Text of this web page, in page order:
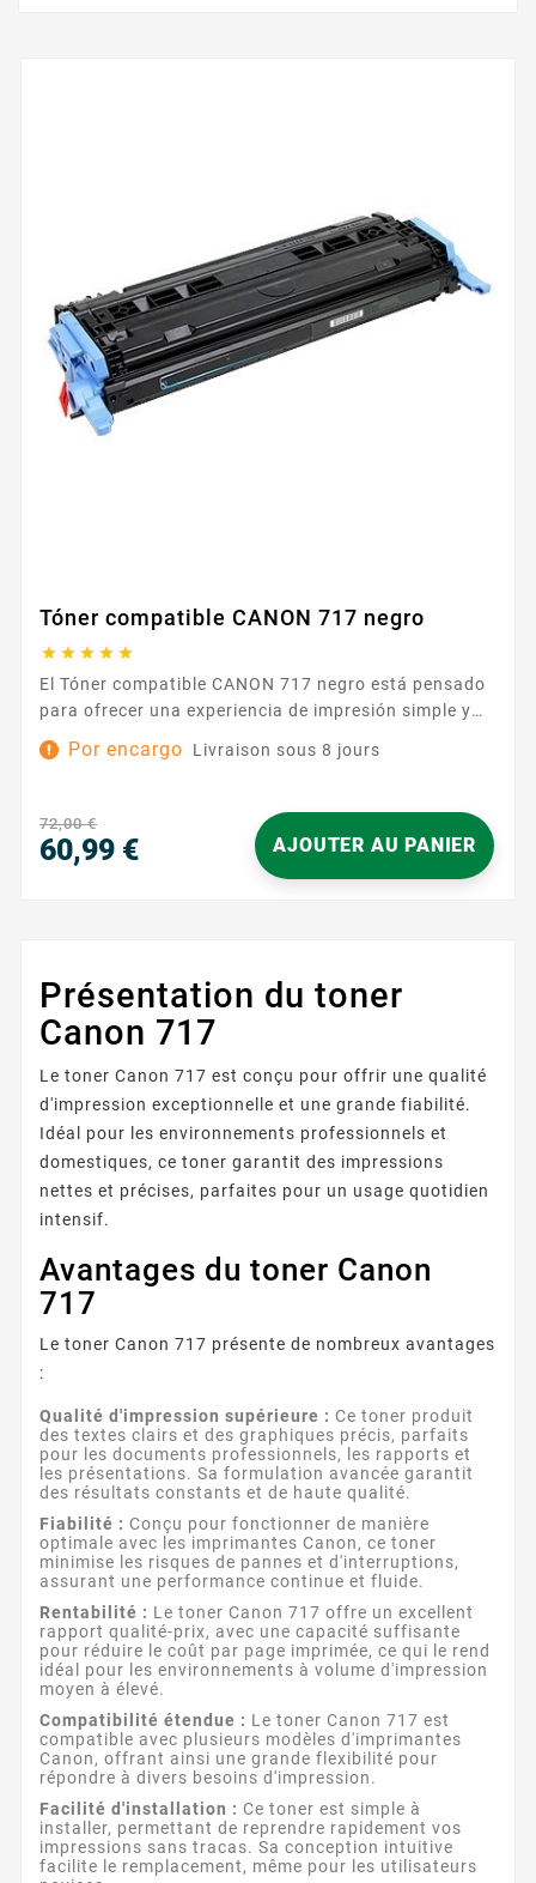
Tóner compatible CANON 717 negro
    
El Tóner compatible CANON 717 negro está pensado
para ofrecer una experiencia de impresión simple y
serena en el día a día. Diseñado para impresoras que
aceptan la serie CANON 717, se integra de forma
tanto de oficinas como de usuarios domésticos. Su
negro intenso garantiza documentos claros y
legibles, ideales para textos,...
Por encargo Livraison sous 8 jours
72,00 €
60,99 € AJOUTER AU PANIER
Présentation du toner
Canon 717
Le toner Canon 717 est conçu pour offrir une qualité
d'impression exceptionnelle et une grande fiabilité.
Idéal pour les environnements professionnels et
domestiques, ce toner garantit des impressions
nettes et précises, parfaites pour un usage quotidien
intensif.
Avantages du toner Canon
717
Le toner Canon 717 présente de nombreux avantages
:
Qualité d'impression supérieure : Ce toner produit
des textes clairs et des graphiques précis, parfaits
pour les documents professionnels, les rapports et
les présentations. Sa formulation avancée garantit
des résultats constants et de haute qualité.
Fiabilité : Conçu pour fonctionner de manière
optimale avec les imprimantes Canon, ce toner
minimise les risques de pannes et d'interruptions,
assurant une performance continue et fluide.
Rentabilité : Le toner Canon 717 offre un excellent
rapport qualité-prix, avec une capacité suffisante
pour réduire le coût par page imprimée, ce qui le rend
idéal pour les environnements à volume d'impression
moyen à élevé.
Compatibilité étendue : Le toner Canon 717 est
compatible avec plusieurs modèles d'imprimantes
Canon, offrant ainsi une grande flexibilité pour
répondre à divers besoins d'impression.
Facilité d'installation : Ce toner est simple à
installer, permettant de reprendre rapidement vos
impressions sans tracas. Sa conception intuitive
facilite le remplacement, même pour les utilisateurs